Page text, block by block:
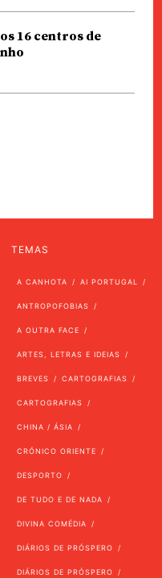
16 centros de
TEMAS
A CANHOTA AI PORTUGAL
ANTROPOFOBIAS
A OUTRA FACE
ARTES, LETRAS E IDEIAS
BREVES CARTOGRAFIAS
CARTOGRAFIAS
CHINA / ÁSIA
CRÓNICO ORIENTE
DESPORTO
DE TUDO E DE NADA
DIVINA COMÉDIA
DIÁRIOS DE PRÓSPERO
DIÁRIOS DE PRÓSPERO